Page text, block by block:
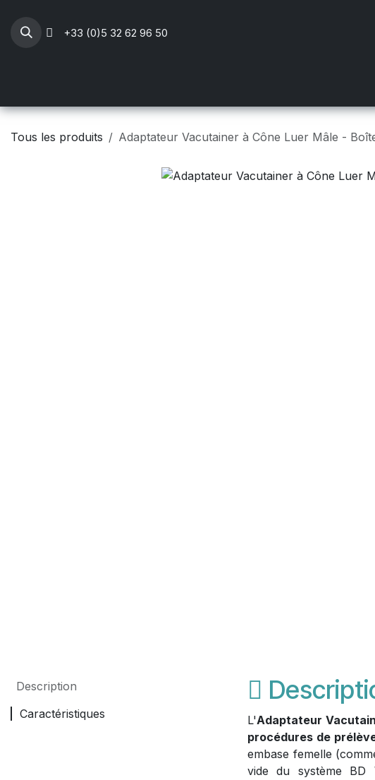
+33 (0)5 32 62 96 50
Tous les produits Adaptateur Vacutainer à Cône Luer Mâle -
Description
Caractéristiques
L'Adaptateur
procédures de
embase femelle
vide du système BD